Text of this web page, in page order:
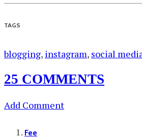
TAGS
blogging, instagram, social
25 COMMENTS
Add Comment
Fee